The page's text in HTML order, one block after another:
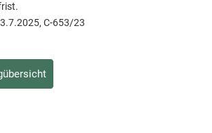
3.7.2025, C-653/23